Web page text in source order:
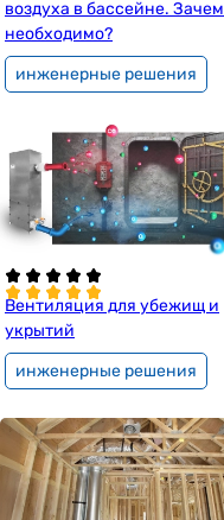
воздуха в бассейне.
необходимо?
инженерные решения
Вентиляция для убежищ и
укрытий
инженерные решения